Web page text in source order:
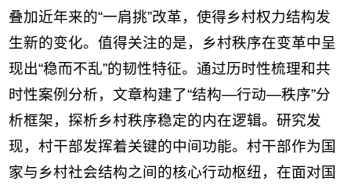
叠加近年来的“一肩挑”改革，使得乡村权力结构发
生新的变化。值得关注的是，乡村秩序在变革中呈
现出“稳而不乱”的韧性特征。通过历时性梳理和共
时性案例分析，文章构建了“结构—行动—秩序”分
析框架，探析乡村秩序稳定的内在逻辑。研究发
现，村干部发挥着关键的中间功能。村干部作为国
家与乡村社会结构之间的核心行动枢纽，在面对国